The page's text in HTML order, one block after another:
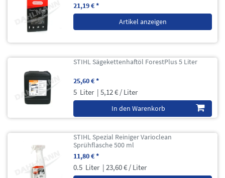
21,19 € *
Artikel anzeigen
STIHL Sägekettenhaftöl ForestPlus 5 Liter
25,60 € *
5 Liter | 5,12 € / Liter
In den Warenkorb
STIHL Spezial Reiniger Varioclean
Sprühflasche 500 ml
11,80 € *
0.5 Liter | 23,60 € / Liter